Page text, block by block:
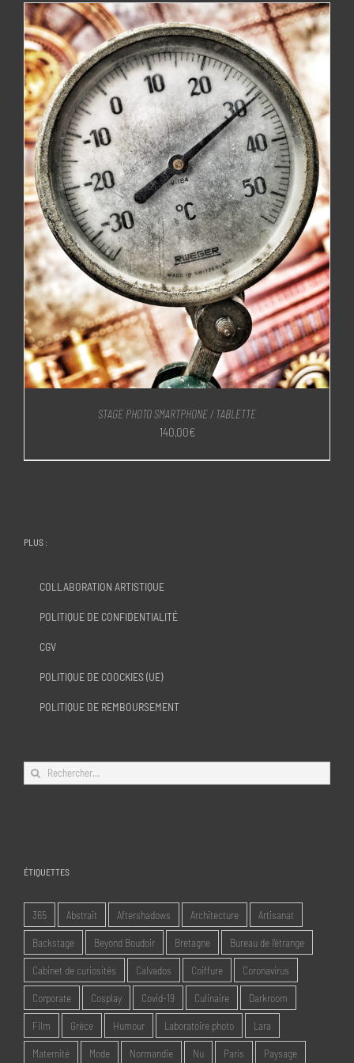
STAGE PHOTO SMARTPHONE / TABLETTE
140,00€
PLUS :
COLLABORATION ARTISTIQUE
POLITIQUE DE CONFIDENTIALITÉ
CGV
POLITIQUE DE COOCKIES (UE)
POLITIQUE DE REMBOURSEMENT
Rechercher:
ÉTIQUETTES
365 Abstrait Aftershadows Architecture Artisanat
Backstage Beyond Boudoir Bretagne Bureau de l'étrange
Cabinet de curiosités Calvados Coiffure Coronavirus
Corporate Cosplay Covid-19 Culinaire Darkroom
Film Grèce Humour Laboratoire photo Lara
Maternité Mode Normandie Nu Paris Paysage